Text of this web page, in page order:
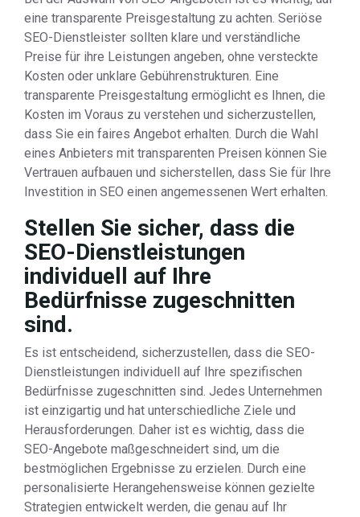
eine transparente Preisgestaltung zu achten. Seriöse
SEO-Dienstleister sollten klare und verständliche
Preise für ihre Leistungen angeben, ohne versteckte
Kosten oder unklare Gebührenstrukturen. Eine
transparente Preisgestaltung ermöglicht es Ihnen, die
Kosten im Voraus zu verstehen und sicherzustellen,
dass Sie ein faires Angebot erhalten. Durch die Wahl
eines Anbieters mit transparenten Preisen können Sie
Vertrauen aufbauen und sicherstellen, dass Sie für Ihre
Investition in SEO einen angemessenen Wert erhalten.
Stellen Sie sicher, dass die
SEO-Dienstleistungen
individuell auf Ihre
Bedürfnisse zugeschnitten
sind.
Es ist entscheidend, sicherzustellen, dass die SEO-
Dienstleistungen individuell auf Ihre spezifischen
Bedürfnisse zugeschnitten sind. Jedes Unternehmen
ist einzigartig und hat unterschiedliche Ziele und
Herausforderungen. Daher ist es wichtig, dass die
SEO-Angebote maßgeschneidert sind, um die
bestmöglichen Ergebnisse zu erzielen. Durch eine
personalisierte Herangehensweise können gezielte
Strategien entwickelt werden, die genau auf Ihr